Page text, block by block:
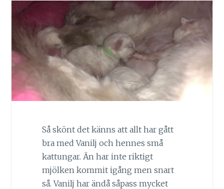
Så skönt det känns att allt har gått
bra med Vanilj och hennes små
kattungar. Än har inte riktigt
mjölken kommit igång men snart
så. Vanilj har ändå såpass mycket